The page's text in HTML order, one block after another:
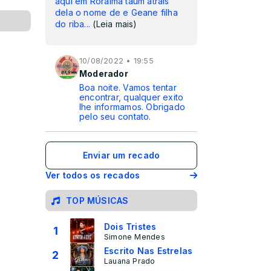
dela o nome de e Geane filha
do riba... (Leia mais)
Moderador
10/08/2022 • 19:55
Boa noite. Vamos tentar
encontrar, qualquer exito
lhe informamos. Obrigado
pelo seu contato.
Enviar um recado
Ver todos os recados
TOP MÚSICAS
1 Dois Tristes
Simone Mendes
2 Escrito Nas Estrelas
Lauana Prado